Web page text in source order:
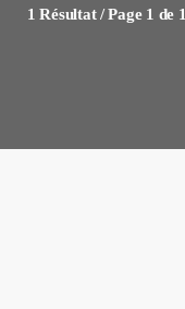
1 Résultat / Page 1 de 1